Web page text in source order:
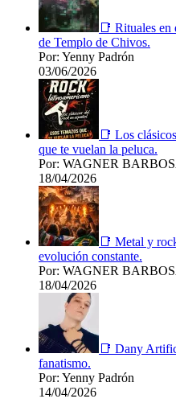
📑 Rituales
de Templo de Chivos.
Por: Yenny Padrón
03/06/2026
📑 Los
que te vuelan la peluca.
Por: WAGNER
18/04/2026
📑 Metal y
evolución constante.
Por: WAGNER
18/04/2026
📑 Dany
fanatismo.
Por: Yenny Padrón
14/04/2026